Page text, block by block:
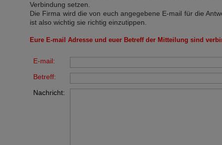
Verbindung setzen.
Die Firma wird die von euch angegebene E-mail für die
ist also wichtig sie richtig einzutippen.
Eure E-mail Adresse und euer Betreff der Mitteilung sind
E-mail:
Betreff:
Nachricht: